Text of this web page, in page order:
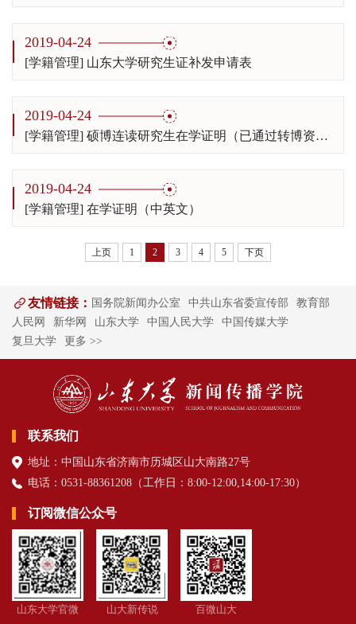
2019-04-24
[学籍管理] 山东大学研究生证补发申请表
2019-04-24
[学籍管理] 硕博连读研究生在学证明（已通过转博资格的证明）
2019-04-24
[学籍管理] 在学证明（中英文）
上页 1 2 3 4 5 下页
友情链接： 国务院新闻办公室 中共山东省委宣传部
教育部
人民网
新华网 山东大学 中国人民大学
中国传媒大学
复旦大学
更多 >>
联系我们
地址：中国山东省济南市历城区山大南路27号
电话：0531-88361208（工作日 ：8:00-12:00,14:00-17:30）
订阅微信公众号
山东大学官微 山大新传说 百微山大